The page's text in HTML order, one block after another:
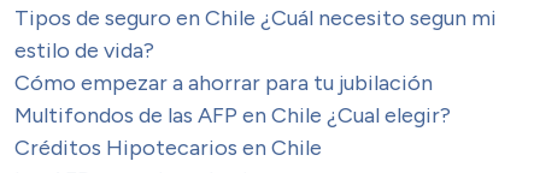
Tipos de seguro en Chile ¿Cuál necesito segun mi
estilo de vida?
Cómo empezar a ahorrar para tu jubilación
Multifondos de las AFP en Chile ¿Cual elegir?
Créditos Hipotecarios en Chile